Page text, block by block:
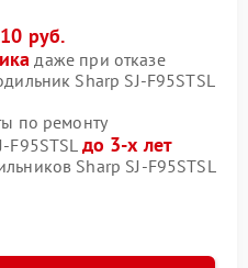
руб.
даже при отказе
Sharp SJ-F95STSL
по ремонту
до 3-х лет
Sharp SJ-F95STSL